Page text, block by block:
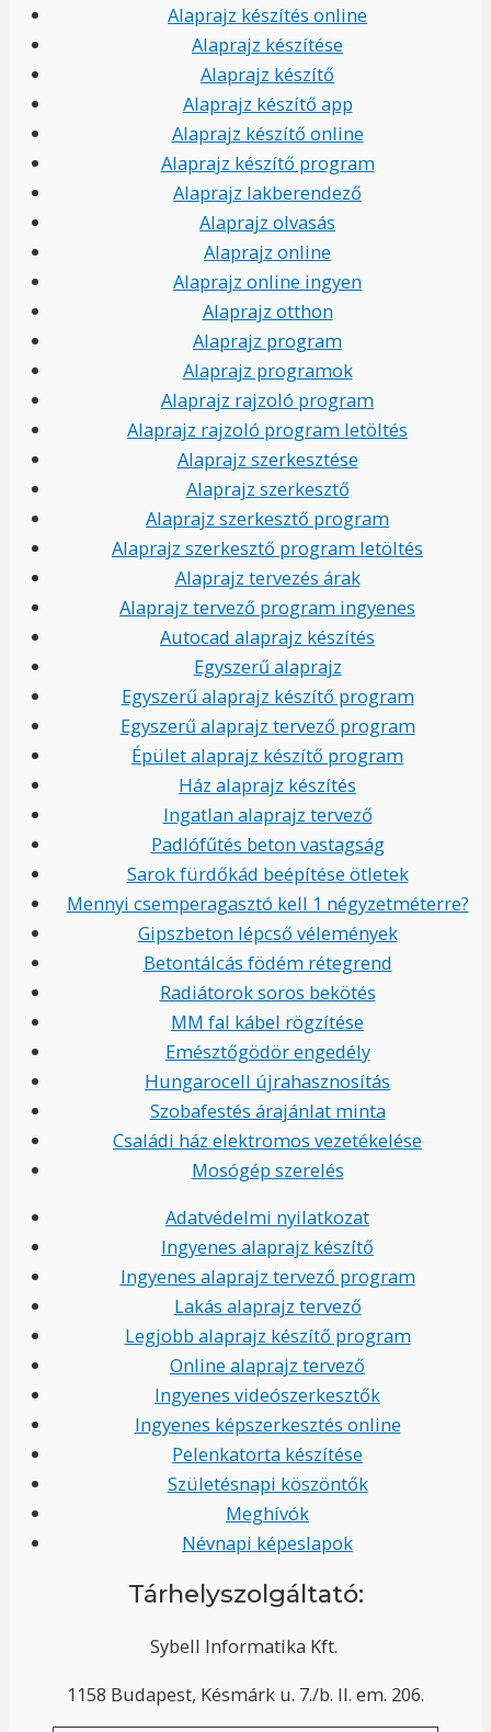
Alaprajz készítés online
Alaprajz készítése
Alaprajz készítő
Alaprajz készítő app
Alaprajz készítő online
Alaprajz készítő program
Alaprajz lakberendező
Alaprajz olvasás
Alaprajz online
Alaprajz online ingyen
Alaprajz otthon
Alaprajz program
Alaprajz programok
Alaprajz rajzoló program
Alaprajz rajzoló program letöltés
Alaprajz szerkesztése
Alaprajz szerkesztő
Alaprajz szerkesztő program
Alaprajz szerkesztő program letöltés
Alaprajz tervezés árak
Alaprajz tervező program ingyenes
Autocad alaprajz készítés
Egyszerű alaprajz
Egyszerű alaprajz készítő program
Egyszerű alaprajz tervező program
Épület alaprajz készítő program
Ház alaprajz készítés
Ingatlan alaprajz tervező
Padlófűtés beton vastagság
Sarok fürdőkád beépítése ötletek
Mennyi csemperagasztó kell 1 négyzetméterre?
Gipszbeton lépcső vélemények
Betontálcás födém rétegrend
Radiátorok soros bekötés
MM fal kábel rögzítése
Emésztőgödör engedély
Hungarocell újrahasznosítás
Szobafestés árajánlat minta
Családi ház elektromos vezetékelése
Mosógép szerelés
Adatvédelmi nyilatkozat
Ingyenes alaprajz készítő
Ingyenes alaprajz tervező program
Lakás alaprajz tervező
Legjobb alaprajz készítő program
Online alaprajz tervező
Ingyenes videószerkesztők
Ingyenes képszerkesztés online
Pelenkatorta készítése
Születésnapi köszöntők
Meghívók
Névnapi képeslapok
Tárhelyszolgáltató:
Sybell Informatika Kft.
1158 Budapest, Késmárk u. 7./b. II. em. 206.